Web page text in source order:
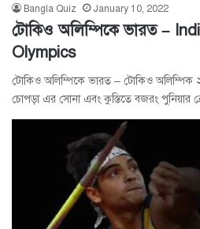
Bangla Quiz January 10, 2022
টোকিও অলিম্পিকে ভারত –
Olympics
টোকিও অলিম্পিকে ভারত – টোকিও অলিম্পিক
চোপড়া এর সোনা এবং কুস্তিতে বজরং পুনিয়ার